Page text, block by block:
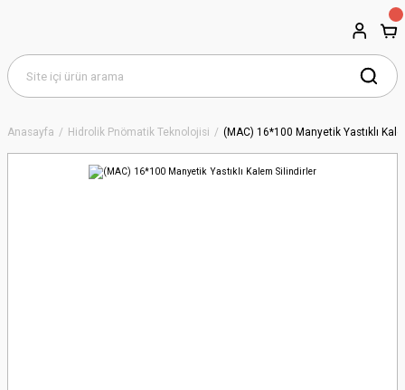
Anasayfa Hidrolik Pnömatik Teknolojisi (MAC) 16*100 Manyetik Yastıklı